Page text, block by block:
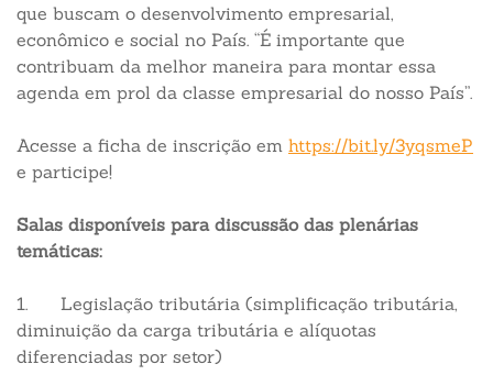
que buscam o desenvolvimento empresarial,
econômico e social no País. “É importante que
contribuam da melhor maneira para montar essa
agenda em prol da classe empresarial do nosso País”.
Acesse a ficha de inscrição em https://bit.ly/3yqsmeP
e participe!
Salas disponíveis para discussão das plenárias
temáticas:
1. Legislação tributária (simplificação tributária,
diminuição da carga tributária e alíquotas
diferenciadas por setor)